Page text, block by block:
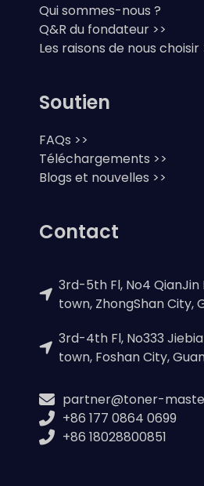
Qui sommes-nous ?
Q&R du fondateur >>
Les raisons de nous choisir
Soutien
FAQs >>
Téléchargements >>
Blogs et nouvelles >>
Contact
3rd-5th Fl, No4 QianJin
town, ZhongShan City,
3rd-4th Fl, No333
town, Foshan City,
partner@toner-
+86 177 0864 0699
+86 18028800851